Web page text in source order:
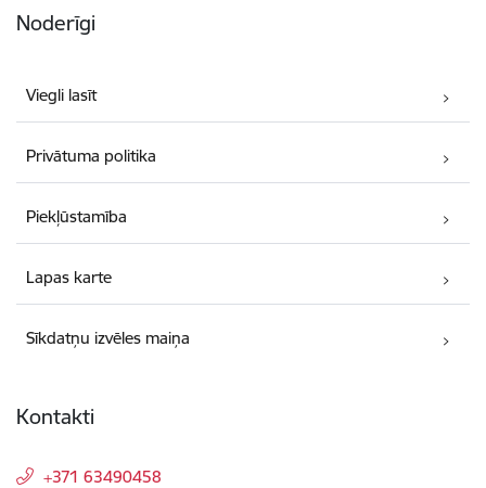
Noderīgi
Viegli lasīt
Privātuma politika
Piekļūstamība
Lapas karte
Sīkdatņu izvēles maiņa
Kontakti
+371 63490458